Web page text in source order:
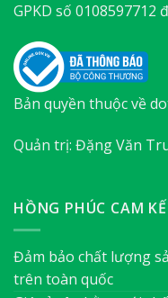
GPKD số
Bản quyền thuộc về
Quản trị: Đặng Văn
HỒNG PHÚC CAM
Đảm bảo chất lượng
trên toàn quốc